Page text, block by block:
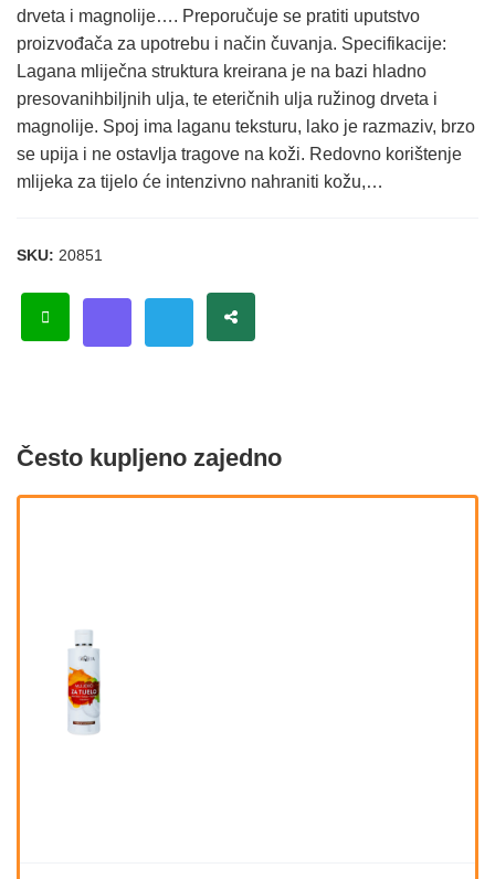
drveta i magnolije…. Preporučuje se pratiti uputstvo
proizvođača za upotrebu i način čuvanja. Specifikacije:
Lagana mliječna struktura kreirana je na bazi hladno
presovanihbiljnih ulja, te eteričnih ulja ružinog drveta i
magnolije. Spoj ima laganu teksturu, lako je razmaziv, brzo
se upija i ne ostavlja tragove na koži. Redovno korištenje
mlijeka za tijelo će intenzivno nahraniti kožu,…
SKU: 20851
Često kupljeno zajedno